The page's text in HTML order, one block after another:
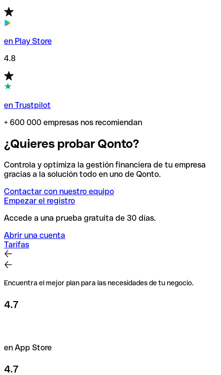
en Play Store
4.8
en Trustpilot
+ 600 000 empresas nos recomiendan
¿Quieres probar Qonto?
Controla y optimiza la gestión financiera de tu empresa
gracias a la solución todo en uno de Qonto.
Contactar con nuestro equipo
Empezar el registro
Accede a una prueba gratuita de 30 días.
Abrir una cuenta
Tarifas
Encuentra el mejor plan para las necesidades de tu negocio.
4.7
en App Store
4.7